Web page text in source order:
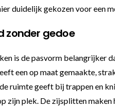
duidelijk gekozen voor een
zonder gedoe
is de pasvorm belangrijker
een op maat gemaakte,
ruimte geeft bij trappen en
zijn plek. De zijsplitten